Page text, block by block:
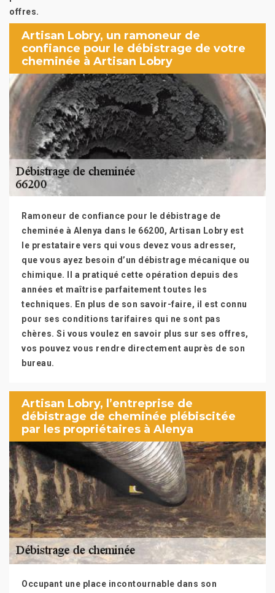
offres.
Artisan Lobry, un ramoneur de
confiance pour le débistrage de votre
cheminée à Artisan Lobry
Ramoneur de confiance pour le débistrage de
cheminée à Alenya dans le 66200, Artisan Lobry est
le prestataire vers qui vous devez vous adresser,
que vous ayez besoin d’un débistrage mécanique ou
chimique. Il a pratiqué cette opération depuis des
années et maîtrise parfaitement toutes les
techniques. En plus de son savoir-faire, il est connu
pour ses conditions tarifaires qui ne sont pas
chères. Si vous voulez en savoir plus sur ses offres,
vos pouvez vous rendre directement auprès de son
bureau.
Artisan Lobry, l’entreprise de
débistrage de cheminée plébiscitée
par les propriétaires à Alenya
Occupant une place incontournable dans son